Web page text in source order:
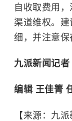
自收取费用
渠道维权。
细，并注意保
九派新闻记
编辑 王佳箐
【来源：九派